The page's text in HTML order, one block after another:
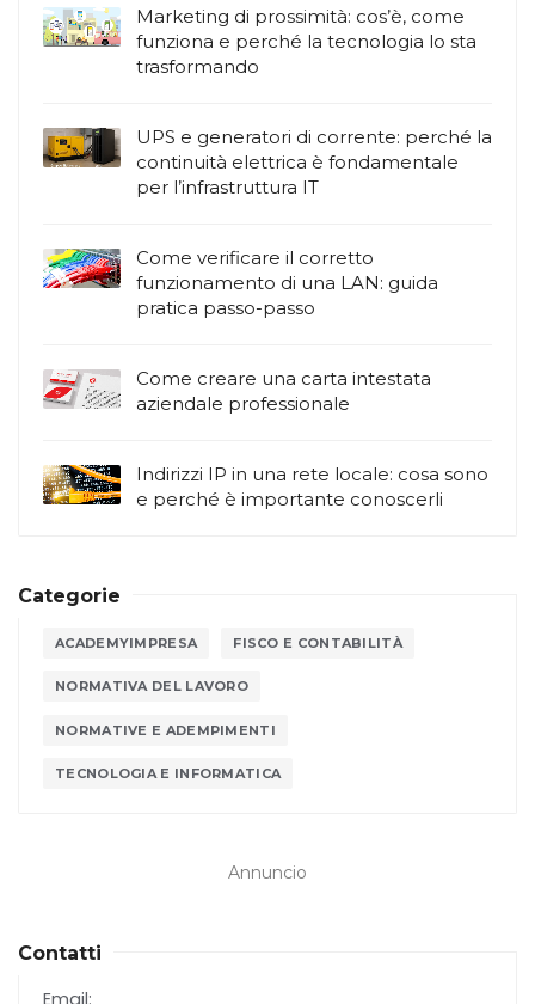
Marketing di prossimità: cos’è, come
funziona e perché la tecnologia lo sta
trasformando
UPS e generatori di corrente: perché la
continuità elettrica è fondamentale
per l’infrastruttura IT
Come verificare il corretto
funzionamento di una LAN: guida
pratica passo-passo
Come creare una carta intestata
aziendale professionale
Indirizzi IP in una rete locale: cosa sono
e perché è importante conoscerli
Categorie
ACADEMYIMPRESA FISCO E CONTABILITÀ
NORMATIVA DEL LAVORO
NORMATIVE E ADEMPIMENTI
TECNOLOGIA E INFORMATICA
Annuncio
Contatti